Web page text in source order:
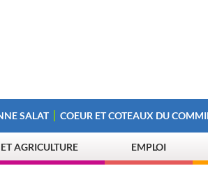
SALAT COEUR ET COTEAUX DU
AGRICULTURE EMPLOI